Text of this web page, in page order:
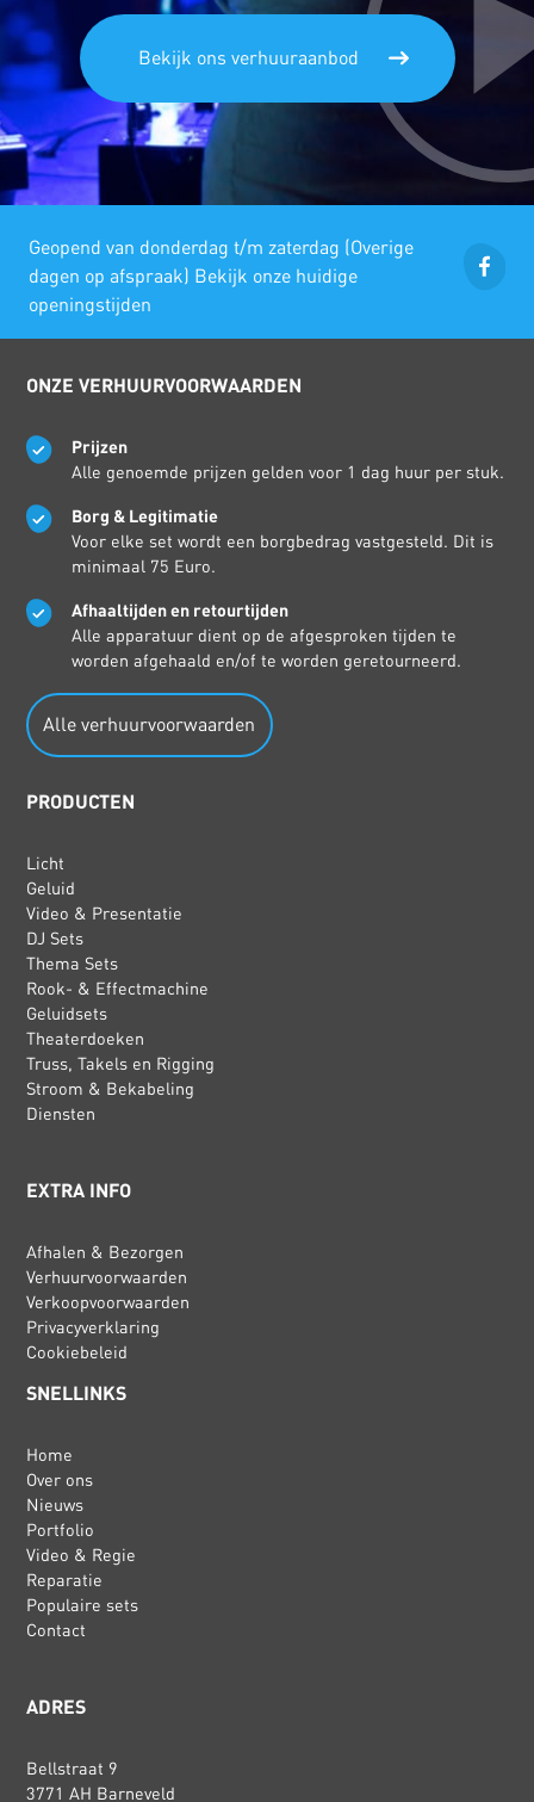
Bekijk ons verhuuraanbod
Geopend van donderdag t/m zaterdag (Overige
dagen op afspraak) Bekijk onze huidige
openingstijden
ONZE VERHUURVOORWAARDEN
Prijzen
Alle genoemde prijzen gelden voor 1 dag huur per stuk.
Borg & Legitimatie
Voor elke set wordt een borgbedrag vastgesteld. Dit is
minimaal 75 Euro.
Afhaaltijden en retourtijden
Alle apparatuur dient op de afgesproken tijden te
worden afgehaald en/of te worden geretourneerd.
Alle verhuurvoorwaarden
PRODUCTEN
Licht
Geluid
Video & Presentatie
DJ Sets
Thema Sets
Rook- & Effectmachine
Geluidsets
Theaterdoeken
Truss, Takels en Rigging
Stroom & Bekabeling
Diensten
EXTRA INFO
Afhalen & Bezorgen
Verhuurvoorwaarden
Verkoopvoorwaarden
Privacyverklaring
Cookiebeleid
SNELLINKS
Home
Over ons
Nieuws
Portfolio
Video & Regie
Reparatie
Populaire sets
Contact
ADRES
Bellstraat 9
3771 AH Barneveld